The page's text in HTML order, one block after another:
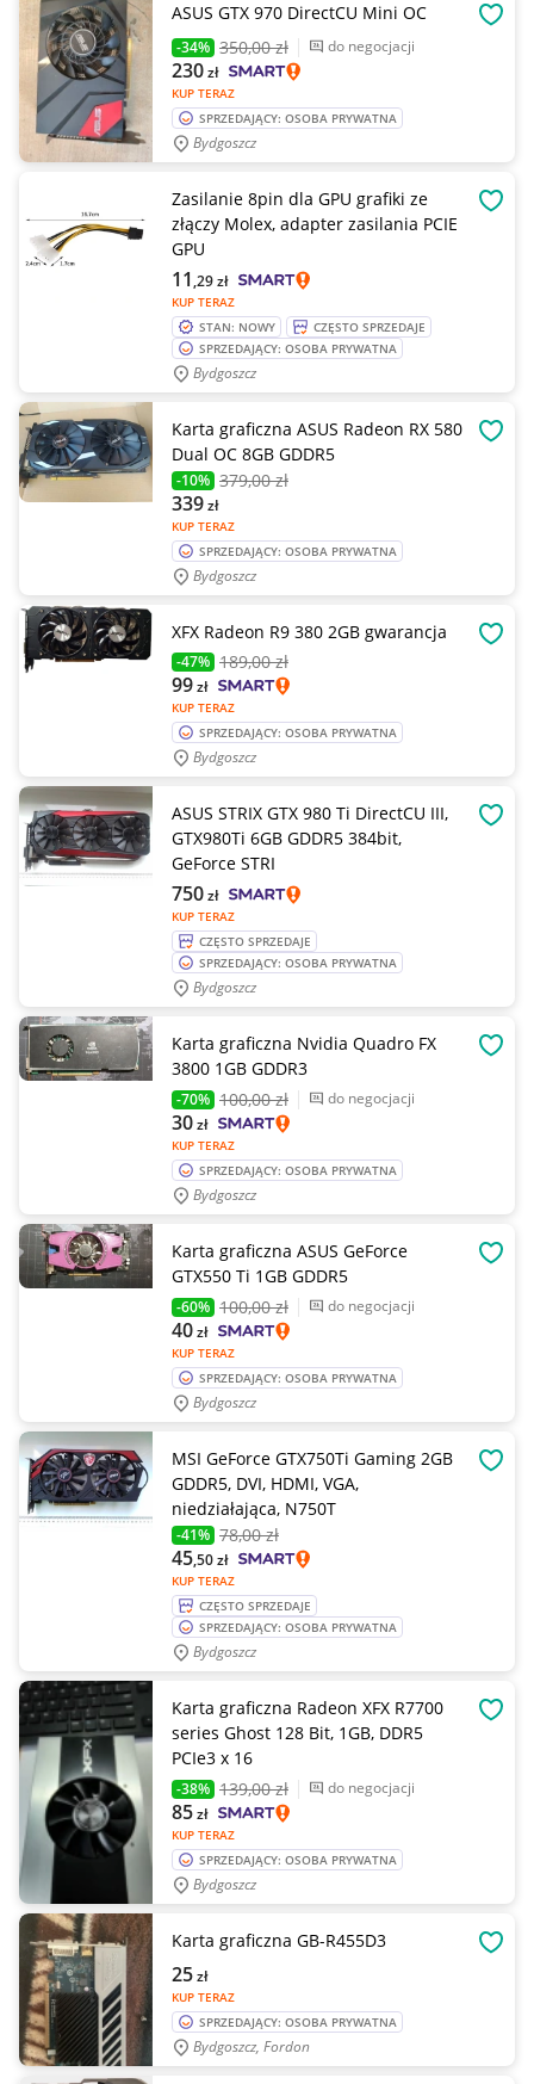
ASUS GTX 970 DirectCU Mini OC
-34% 350,00 zł do negocjacji
KUP TERAZ
230zł
SPRZEDAJĄCY: OSOBA PRYWATNA
Bydgoszcz
Zasilanie 8pin dla GPU grafiki ze
złączy Molex, adapter zasilania PCIE
GPU
KUP TERAZ
11,29zł
STAN: NOWY
CZĘSTO SPRZEDAJE
SPRZEDAJĄCY: OSOBA PRYWATNA
Bydgoszcz
Karta graficzna ASUS Radeon RX 580
Dual OC 8GB GDDR5
-10% 379,00 zł
KUP TERAZ
339zł
SPRZEDAJĄCY: OSOBA PRYWATNA
Bydgoszcz
XFX Radeon R9 380 2GB gwarancja
-47% 189,00 zł
KUP TERAZ
99zł
SPRZEDAJĄCY: OSOBA PRYWATNA
Bydgoszcz
ASUS STRIX GTX 980 Ti DirectCU III,
GTX980Ti 6GB GDDR5 384bit,
GeForce STRI
KUP TERAZ
750zł
CZĘSTO SPRZEDAJE
SPRZEDAJĄCY: OSOBA PRYWATNA
Bydgoszcz
Karta graficzna Nvidia Quadro FX
3800 1GB GDDR3
-70% 100,00 zł do negocjacji
KUP TERAZ
30zł
SPRZEDAJĄCY: OSOBA PRYWATNA
Bydgoszcz
Karta graficzna ASUS GeForce
GTX550 Ti 1GB GDDR5
-60% 100,00 zł do negocjacji
KUP TERAZ
40zł
SPRZEDAJĄCY: OSOBA PRYWATNA
Bydgoszcz
MSI GeForce GTX750Ti Gaming 2GB
GDDR5, DVI, HDMI, VGA,
niedziałająca, N750T
-41% 78,00 zł
KUP TERAZ
45,50zł
CZĘSTO SPRZEDAJE
SPRZEDAJĄCY: OSOBA PRYWATNA
Bydgoszcz
Karta graficzna Radeon XFX R7700
series Ghost 128 Bit, 1GB, DDR5
PCIe3 x 16
-38% 139,00 zł do negocjacji
KUP TERAZ
85zł
SPRZEDAJĄCY: OSOBA PRYWATNA
Bydgoszcz
Karta graficzna GB-R455D3
KUP TERAZ
25zł
SPRZEDAJĄCY: OSOBA PRYWATNA
Bydgoszcz, Fordon